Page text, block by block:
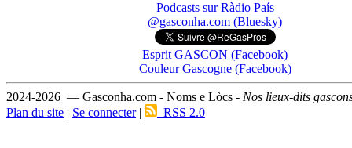
Podcasts sur Ràdio País
@gasconha.com (Bluesky)
Esprit GASCON (Facebook)
Couleur Gascogne (Facebook)
2024-2026 — Gasconha.com - Noms e Lòcs - Nos lieux-dits
Plan du site | Se connecter| RSS 2.0